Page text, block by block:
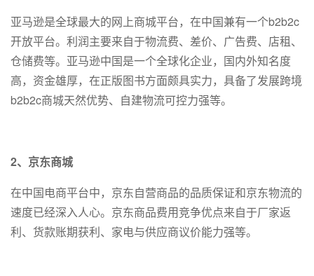
亚马逊是全球最大的网上商城平台，在中国兼有一个b2b2c
开放平台。利润主要来自于物流费、差价、广告费、店租、
仓储费等。亚马逊中国是一个全球化企业，国内外知名度
高，资金雄厚，在正版图书方面颇具实力，具备了发展跨境
b2b2c商城天然优势、自建物流可控力强等。
2、京东商城
在中国电商平台中，京东自营商品的品质保证和京东物流的
速度已经深入人心。京东商品费用竞争优点来自于厂家返
利、货款账期获利、家电与供应商议价能力强等。